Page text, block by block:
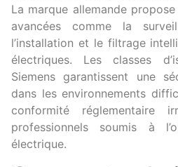
La marque allemande
avancées comme la
l’installation et le filtrage
électriques. Les classes
Siemens garantissent une
dans les environnements
conformité réglementaire
professionnels soumis à
électrique.